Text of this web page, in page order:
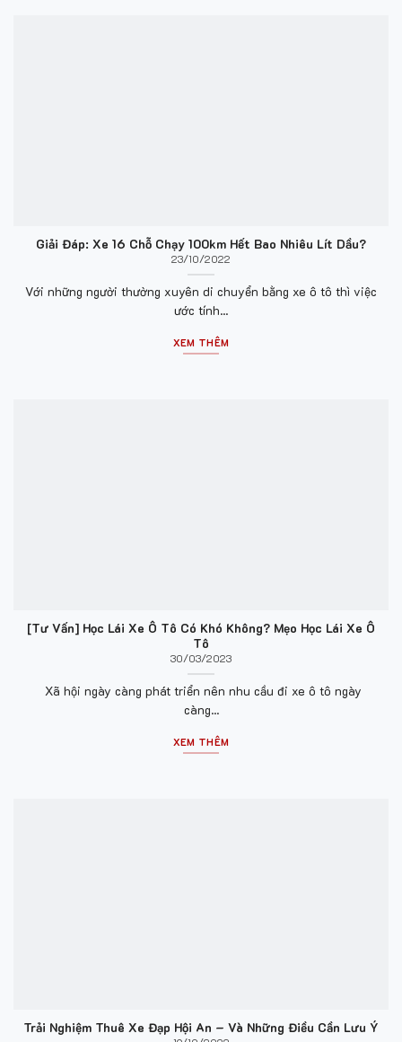
Giải Đáp: Xe 16 Chỗ Chạy 100km Hết Bao Nhiêu Lít Dầu?
23/10/2022
Với những người thường xuyên di chuyển bằng xe ô tô thì việc
ước tính...
XEM THÊM
[Tư Vấn] Học Lái Xe Ô Tô Có Khó Không? Mẹo Học Lái Xe Ô
Tô
30/03/2023
Xã hội ngày càng phát triển nên nhu cầu đi xe ô tô ngày
càng...
XEM THÊM
Trải Nghiệm Thuê Xe Đạp Hội An – Và Những Điều Cần Lưu Ý